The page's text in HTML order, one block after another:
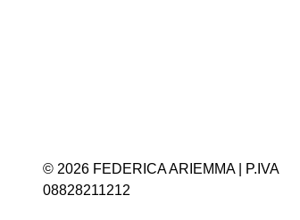
© 2026 FEDERICA ARIEMMA | P.IVA
08828211212